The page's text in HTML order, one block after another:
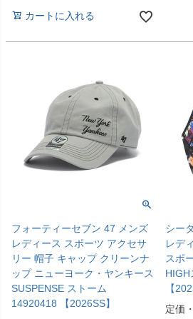
カートに入れる
フォーティーセブン 47 メンズ
レディース スポーツ アクセサ
リー 帽子 キャップ クリーンナ
ップ ニューヨーク・ヤンキース
SUSPENSE ストーム
14920418 【2026SS】
シー
レデ
スポ
HIGH
【
定価